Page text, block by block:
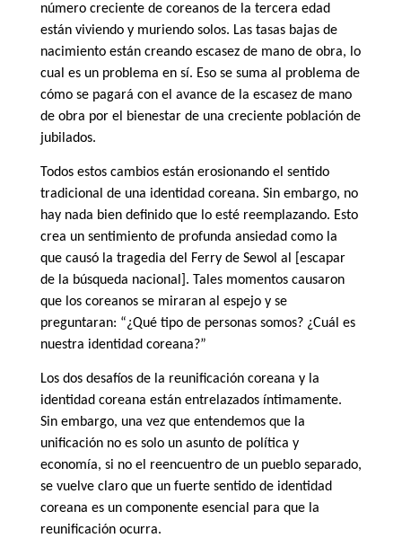
número creciente de coreanos de la tercera edad
están viviendo y muriendo solos. Las tasas bajas de
nacimiento están creando escasez de mano de obra, lo
cual es un problema en sí. Eso se suma al problema de
cómo se pagará con el avance de la escasez de mano
de obra por el bienestar de una creciente población de
jubilados.
Todos estos cambios están erosionando el sentido
tradicional de una identidad coreana. Sin embargo, no
hay nada bien definido que lo esté reemplazando. Esto
crea un sentimiento de profunda ansiedad como la
que causó la tragedia del Ferry de Sewol al [escapar
de la búsqueda nacional]. Tales momentos causaron
que los coreanos se miraran al espejo y se
preguntaran: “¿Qué tipo de personas somos? ¿Cuál es
nuestra identidad coreana?”
Los dos desafíos de la reunificación coreana y la
identidad coreana están entrelazados íntimamente.
Sin embargo, una vez que entendemos que la
unificación no es solo un asunto de política y
economía, si no el reencuentro de un pueblo separado,
se vuelve claro que un fuerte sentido de identidad
coreana es un componente esencial para que la
reunificación ocurra.